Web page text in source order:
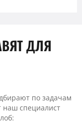
ДЛЯ
по задачам
наш специалист